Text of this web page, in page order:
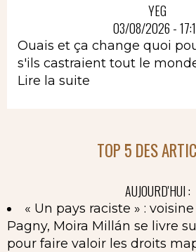
YEG
03/08/2026 -
Ouais et ça change quoi
s'ils castraient tout le
Lire la suite
TOP 5 DES
AUJOURD'HUI :
« Un pays raciste » :
Pagny, Moira Millán se livre
pour faire valoir les droits